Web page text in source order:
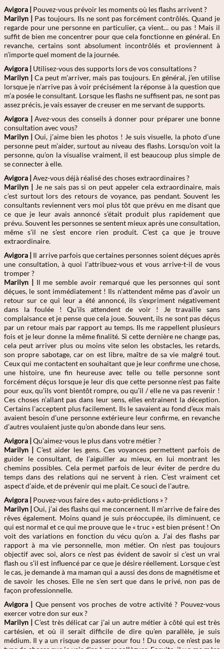
Avigora | Pouvez-vous prévoir les moments où les flashs arrivent ?
Marilyn | Pas toujours. Ils ne sont pas forcément contrôlés. Quand je
regarde pour une personne en particulier, ça vient… ou pas ! Mais il
suffit de bien me concentrer pour que cela fonctionne en général. En
revanche, certains sont absolument incontrôlés et proviennent à
n’importe quel moment de la journée.
Avigora | Utilisez-vous des supports lors de vos consultations ?
Marilyn | Ca peut m’arriver, mais pas toujours. En général, j’en utilise
lorsque je n’arrive pas à voir précisément la réponse à la question que
m’a posée le consultant. Lorsque les flashs ne suffisent pas, ne sont pas
assez précis, je vais essayer de creuser en me servant de supports.
Avigora | Avez-vous des conseils à donner pour préparer une bonne
consultation avec vous?
Marilyn |Oui, j’aime bien les photos ! Je suis visuelle, la photo d’une
personne peut m’aider, surtout au niveau des flashs. Lorsqu’on voit la
personne, qu’on la visualise vraiment, il est beaucoup plus simple de
se connecter à elle.
Avigora | Avez-vous déjà réalisé des choses extraordinaires ?
Marilyn | Je ne sais pas si on peut appeler cela extraordinaire, mais
c’est surtout lors des retours de voyance, pas pendant. Souvent les
consultants reviennent vers moi plus tôt que prévu en me disant que
ce que je leur avais annoncé s’était produit plus rapidement que
prévu. Souvent les personnes se sentent mieux après une consultation,
même s’il ne s’est encore rien produit. C’est ça que je trouve
extraordinaire.
Avigora | Il arrive parfois que certaines personnes soient déçues après
une consultation, à quoi l'attribuez-vous et vous arrive-t-il de vous
tromper ?
Marilyn | Il me semble avoir remarqué que les personnes qui sont
déçues, le sont immédiatement ! Ils n’attendent même pas d’avoir un
retour sur ce qui leur a été annoncé, ils s’expriment négativement
dans la foulée ! Qu’ils attendent de voir ! Je travaille sans
complaisance et je pense que cela joue. Souvent, ils ne sont pas déçus
par un retour mais par rapport au temps. Ils me rappellent plusieurs
fois et je leur donne la même finalité. Si cette dernière ne change pas,
cela peut arriver plus ou moins vite selon les obstacles, les retards,
son propre sabotage, car on est libre, maître de sa vie malgré tout.
Ceux qui me contactent en souhaitant que je leur confirme une chose,
une histoire, une fin heureuse avec telle ou telle personne sont
forcément déçus lorsque je leur dis que cette personne n’est pas faite
pour eux, qu’ils vont bientôt rompre, ou qu’il / elle ne va pas revenir !
Ces choses n’allant pas dans leur sens, elles entrainent la déception.
Certains l’acceptent plus facilement. Ils le savaient au fond d’eux mais
avaient besoin d’une personne extérieure leur confirme, en revanche
d’autres voulaient juste qu’on abonde dans leur sens.
Avigora | Qu’aimez-vous le plus dans votre métier ?
Marilyn | C’est aider les gens. Ces voyances permettent parfois de
guider le consultant, de l’aiguiller au mieux, en lui montrant les
chemins possibles. Cela permet parfois de leur éviter de perdre du
temps dans des relations qui ne servent à rien. C’est vraiment cet
aspect d’aide, et de prévenir qui me plait. Ce souci de l’autre.
Avigora | Pouvez-vous faire des « auto-prédictions » ?
Marilyn |Oui, j’ai des flashs qui me concernent. Il m’arrive de faire des
rêves également. Moins quand je suis préoccupée, ils diminuent, ce
qui est normal et ce qui me prouve que le « truc » est bien présent ! On
voit des variations en fonction du vécu qu’on a. J’ai des flashs par
rapport à ma vie personnelle, mon métier. On n’est pas toujours
objectif avec soi, alors ce n’est pas évident de savoir si c’est un vrai
flash ou s’il est influencé par ce que je désire réellement. Lorsque c’est
le cas, je demande à ma maman qui a aussi des dons de magnétisme et
de savoir les choses. Elle ne s’en sert que dans le privé, non pas de
façon professionnelle.
Avigora | Que pensent vos proches de votre activité ? Pouvez-vous
exercer votre don sur eux ?
Marilyn | C’est très délicat car j’ai un autre métier à côté qui est très
cartésien, et où il serait difficile de dire qu’en parallèle, je suis
médium. Il y a un risque de passer pour fou ! Du coup, ce n’est pas le